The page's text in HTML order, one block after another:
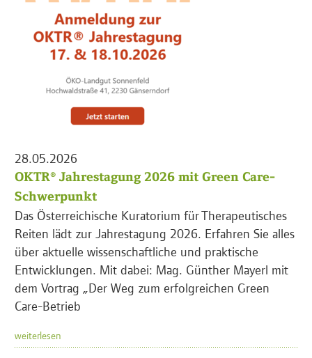
28.05.2026
OKTR® Jahrestagung 2026 mit Green Care-
Schwerpunkt
Das Österreichische Kuratorium für Therapeutisches
Reiten lädt zur Jahrestagung 2026. Erfahren Sie alles
über aktuelle wissenschaftliche und praktische
Entwicklungen. Mit dabei: Mag. Günther Mayerl mit
dem Vortrag „Der Weg zum erfolgreichen Green
Care-Betrieb
weiterlesen